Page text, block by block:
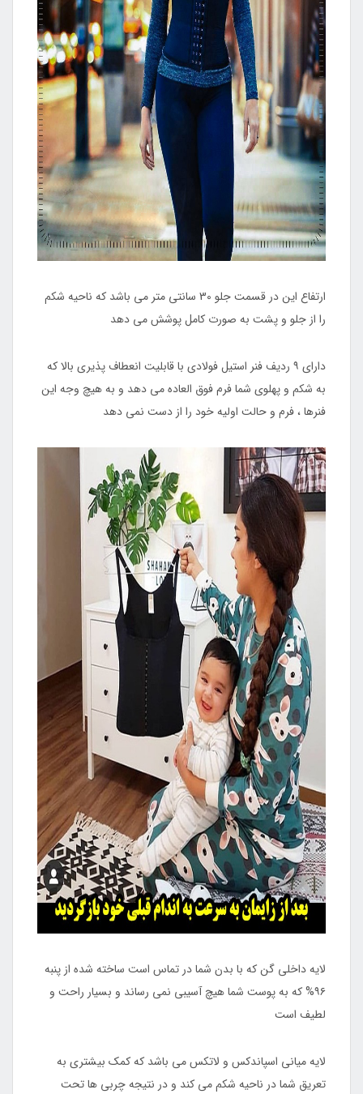
ارتفاع این در قسمت جلو 30 سانتی متر می باشد که ناحیه شکم
را از جلو و پشت به صورت کامل پوشش می دهد
دارای ۹ ردیف فنر استیل فولادی با قابلیت انعطاف پذیری بالا که
به شکم و پهلوی شما فرم فوق العاده می دهد و به هیچ وجه این
فنرها ، فرم و حالت اولیه خود را از دست نمی دهد
لایه داخلی گن که با بدن شما در تماس است ساخته شده از پنبه
۹۶% که به پوست شما هیچ آسیبی نمی رساند و بسیار راحت و
لطیف است
لایه میانی اسپاندکس و لاتکس می باشد که کمک بیشتری به
تعریق شما در ناحیه شکم می کند و در نتیجه چربی ها تحت